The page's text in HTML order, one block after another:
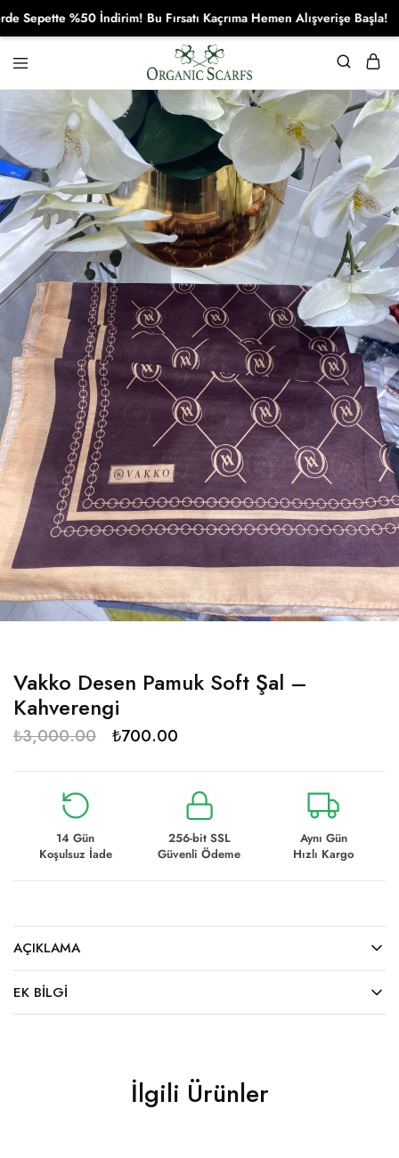
Organikscarf
Vakko Desen Pamuk Soft Şal –
Kahverengi
₺3,000.00 ₺700.00
14 Gün
Koşulsuz İade
256-bit SSL
Güvenli Ödeme
Aynı Gün
Hızlı Kargo
AÇIKLAMA
EK BILGI
İlgili Ürünler
%50 İndirim! Bu Fırsatı Kaçrıma Hemen Alışverişe Başla!